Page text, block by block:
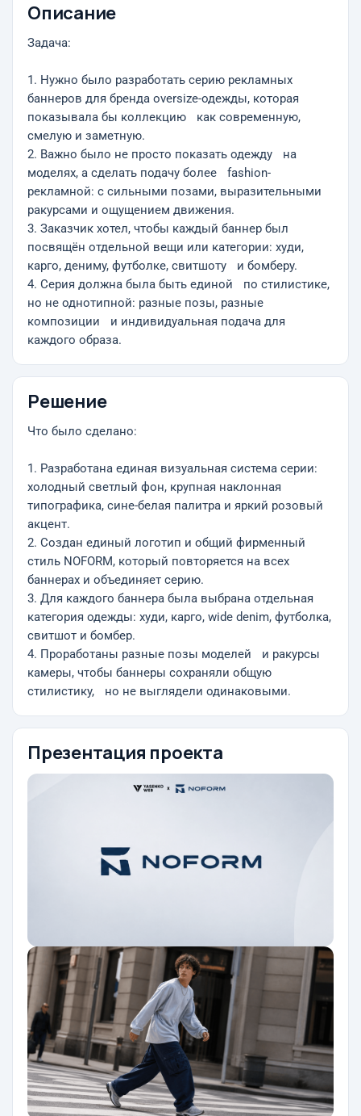
Описание
Задача:
1. Нужно было разработать серию рекламных
баннеров для бренда oversize-одежды, которая
показывала бы коллекцию как современную,
смелую и заметную.
2. Важно было не просто показать одежду на
моделях, а сделать подачу более fashion-
рекламной: с сильными позами, выразительными
ракурсами и ощущением движения.
3. Заказчик хотел, чтобы каждый баннер был
посвящён отдельной вещи или категории: худи,
карго, дениму, футболке, свитшоту и бомберу.
4. Серия должна была быть единой по стилистике,
но не однотипной: разные позы, разные
композиции и индивидуальная подача для
каждого образа.
Решение
Что было сделано:
1. Разработана единая визуальная система серии:
холодный светлый фон, крупная наклонная
типографика, сине-белая палитра и яркий розовый
акцент.
2. Создан единый логотип и общий фирменный
стиль NOFORM, который повторяется на всех
баннерах и объединяет серию.
3. Для каждого баннера была выбрана отдельная
категория одежды: худи, карго, wide denim, футболка,
свитшот и бомбер.
4. Проработаны разные позы моделей и ракурсы
камеры, чтобы баннеры сохраняли общую
стилистику, но не выглядели одинаковыми.
Презентация проекта